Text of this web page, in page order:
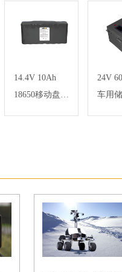
14.4V 10Ah
18650移动盘点
24V
车用